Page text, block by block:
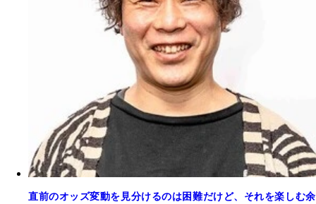
直前のオッズ変動を見分けるのは困難だけど、それを楽しむ余